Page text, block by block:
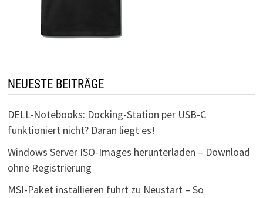
NEUESTE BEITRÄGE
DELL-Notebooks: Docking-Station per USB-C
funktioniert nicht? Daran liegt es!
Windows Server ISO-Images herunterladen – Download
ohne Registrierung
MSI-Paket installieren führt zu Neustart – So